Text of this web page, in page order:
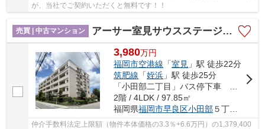
が、当社でご契約いただくと無料です！！
売買 | 中古マンション アーサー室見サウスステージ☆仲介手数料無料☆
3,980万円
福岡市空港線 「室見 」駅 徒歩22分
筑肥線 「姪浜 」駅 徒歩25分
2階 / 4LDK / 97.85㎡
福岡県福岡市早良区小田部５丁目2-6
仲介手数料法定上限額（物件本体価格の3.3％+6.6万円）の1,379,400